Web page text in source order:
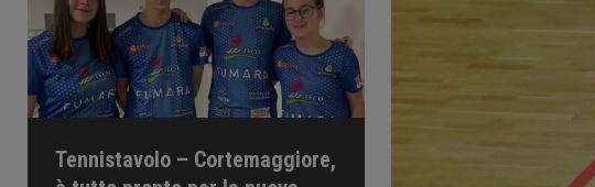
Tennistavolo – Cortemaggiore,